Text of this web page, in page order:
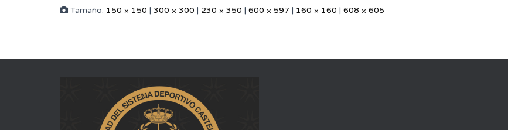
Tamaño: 150 × 150 | 300 × 300 | 230 × 350 | 600 × 597 | 160 × 160 | 608 × 605